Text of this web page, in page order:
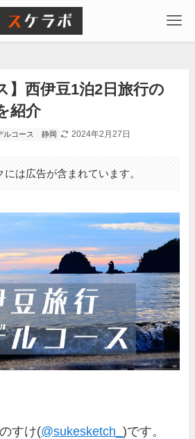
】西伊豆1泊2日旅行の
紹介
ルコース 静岡 2024年2月27日
は広告が含まれています。
すけ(@sukesketch_)です。